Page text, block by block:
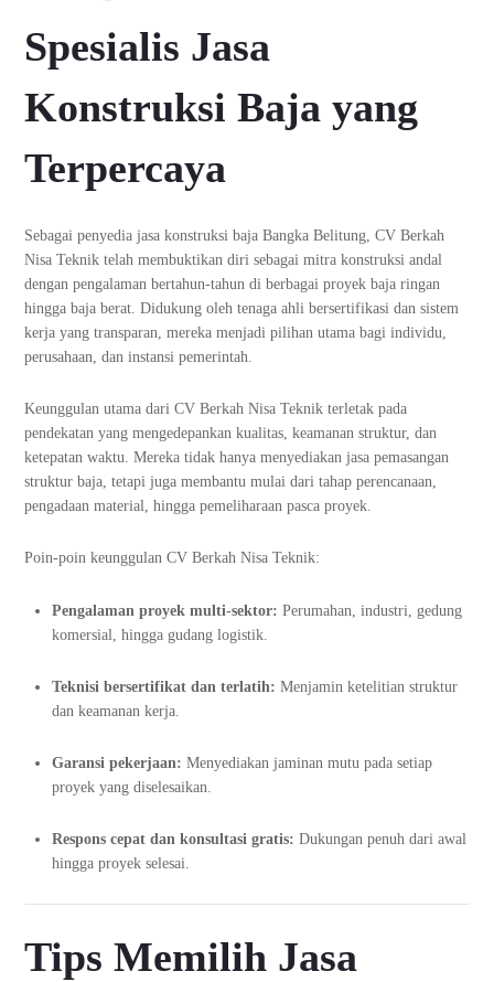
Spesialis Jasa
Konstruksi Baja yang
Terpercaya
Sebagai penyedia jasa konstruksi baja Bangka Belitung, CV Berkah
Nisa Teknik telah membuktikan diri sebagai mitra konstruksi andal
dengan pengalaman bertahun-tahun di berbagai proyek baja ringan
hingga baja berat. Didukung oleh tenaga ahli bersertifikasi dan sistem
kerja yang transparan, mereka menjadi pilihan utama bagi individu,
perusahaan, dan instansi pemerintah.
Keunggulan utama dari CV Berkah Nisa Teknik terletak pada
pendekatan yang mengedepankan kualitas, keamanan struktur, dan
ketepatan waktu. Mereka tidak hanya menyediakan jasa pemasangan
struktur baja, tetapi juga membantu mulai dari tahap perencanaan,
pengadaan material, hingga pemeliharaan pasca proyek.
Poin-poin keunggulan CV Berkah Nisa Teknik:
Pengalaman proyek multi-sektor: Perumahan, industri, gedung
komersial, hingga gudang logistik.
Teknisi bersertifikat dan terlatih: Menjamin ketelitian struktur
dan keamanan kerja.
Garansi pekerjaan: Menyediakan jaminan mutu pada setiap
proyek yang diselesaikan.
Respons cepat dan konsultasi gratis: Dukungan penuh dari awal
hingga proyek selesai.
Tips Memilih Jasa